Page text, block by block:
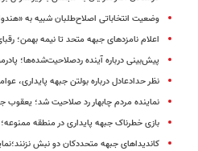
وضعیت انتخاباتی اصلاح‌طلبان شبیه به
اعلام نامزدهای جبهه متحد تا نیمه بهمن‎؛ رقبای آشکار و پنهان در انتخابات
پیش‌بینی درباره آینده ردصلاحیت‌شده‌ها؛
نظر حدادعادل درباره بولتن جبهه پایداری،
نماینده مردم چابهار رد صلاحیت شد؛ یعقوب
بازی خطرناک جبهه پایداری در منطقه
کاندیداهای جبهه متحددکان دو نبش